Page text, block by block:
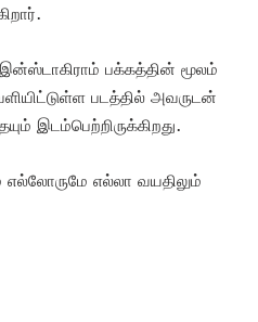
பக்கத்தின் மூலம்
படத்தில் அவருடன்
இடம்பெற்றிருக்கிறது.
எல்லா வயதிலும்